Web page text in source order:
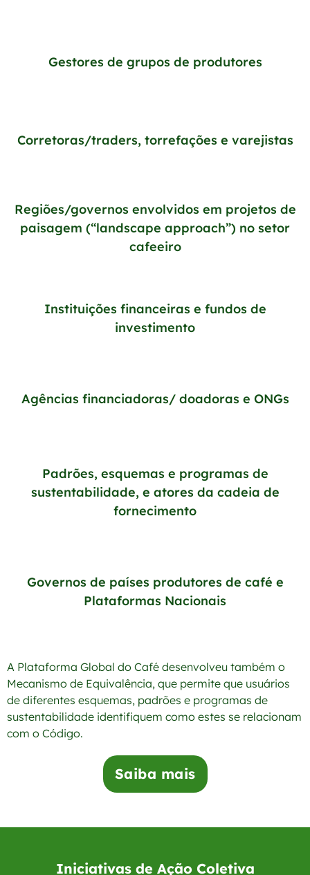
Gestores de grupos de produtores
Corretoras/traders, torrefações e varejistas
Regiões/governos envolvidos em projetos de
paisagem (“landscape approach”) no setor
cafeeiro
Instituições financeiras e fundos de
investimento
Agências financiadoras/ doadoras e ONGs
Padrões, esquemas e programas de
sustentabilidade, e atores da cadeia de
fornecimento
Governos de países produtores de café e
Plataformas Nacionais
A Plataforma Global do Café desenvolveu também o
Mecanismo de Equivalência, que permite que usuários
de diferentes esquemas, padrões e programas de
sustentabilidade identifiquem como estes se relacionam
com o Código.
Saiba mais
Iniciativas de Ação Coletiva